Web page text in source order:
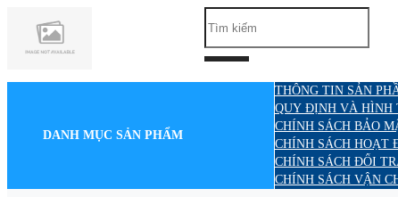
DANH MỤC SẢN PHẨM
THÔNG TIN SẢN
QUY ĐỊNH VÀ HÌNH
CHÍNH SÁCH BẢO
CHÍNH SÁCH HOẠT
CHÍNH SÁCH ĐỔI
CHÍNH SÁCH VẬN